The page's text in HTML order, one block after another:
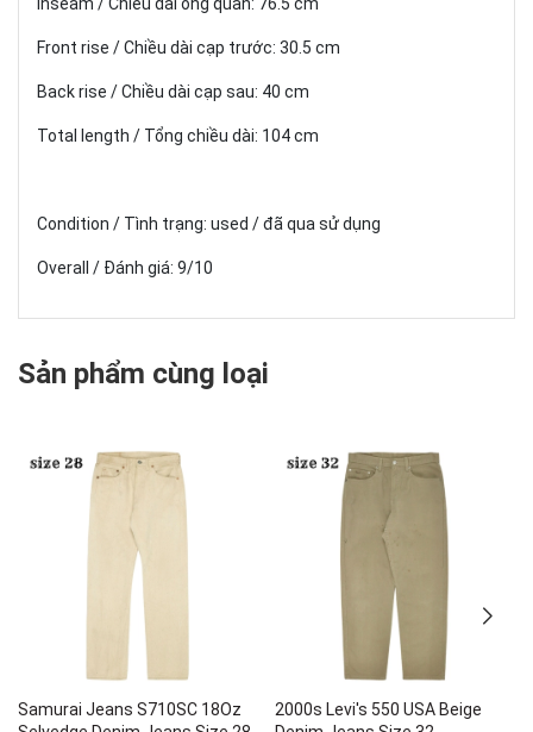
Front rise / Chiều dài cạp trước: 30.5 cm
Back rise / Chiều dài cạp sau: 40 cm
Total length / Tổng chiều dài: 104 cm
Condition / Tình trạng: used / đã qua sử dụng
Overall / Đánh giá: 9/10
Sản phẩm cùng loại
Samurai Jeans S710SC 18Oz
2000s Levi's 550 USA Beige